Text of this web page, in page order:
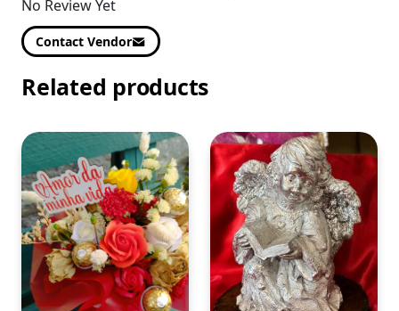
No Review Yet
Contact Vendor
Related products